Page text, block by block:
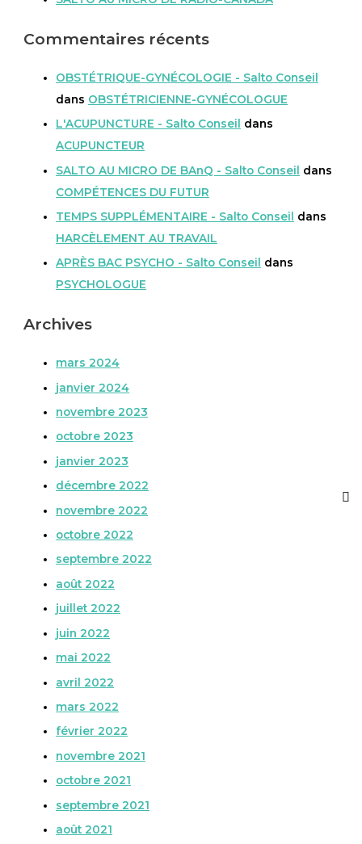
Commentaires récents
OBSTÉTRIQUE-GYNÉCOLOGIE - Salto Conseil
dans OBSTÉTRICIENNE-GYNÉCOLOGUE
L'ACUPUNCTURE - Salto Conseil
dans
ACUPUNCTEUR
SALTO AU MICRO DE BAnQ - Salto Conseil
dans
COMPÉTENCES DU FUTUR
TEMPS SUPPLÉMENTAIRE - Salto Conseil
dans
HARCÈLEMENT AU TRAVAIL
APRÈS BAC PSYCHO - Salto Conseil
dans
PSYCHOLOGUE
Archives
mars 2024
janvier 2024
novembre 2023
octobre 2023
janvier 2023
décembre 2022
novembre 2022
octobre 2022
septembre 2022
août 2022
juillet 2022
juin 2022
mai 2022
avril 2022
mars 2022
février 2022
novembre 2021
octobre 2021
septembre 2021
août 2021